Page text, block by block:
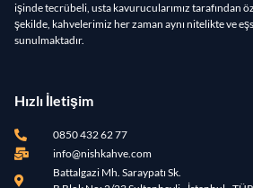
işinde tecrübeli, usta kavurucularımız tarafından
şekilde, kahvelerimiz her zaman aynı nitelikte ve
sunulmaktadır.
Hızlı İletişim
0850 432 62 77
info@nishkahve.com
Battalgazi Mh. Saraypatı Sk.